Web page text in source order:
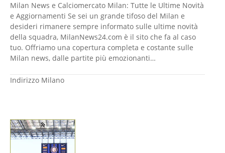
Milan News e Calciomercato Milan: Tutte le Ultime Novità
e Aggiornamenti Se sei un grande tifoso del Milan e
desideri rimanere sempre informato sulle ultime novità
della squadra, MilanNews24.com è il sito che fa al caso
tuo. Offriamo una copertura completa e costante sulle
Milan news, dalle partite più emozionanti…
Indirizzo Milano